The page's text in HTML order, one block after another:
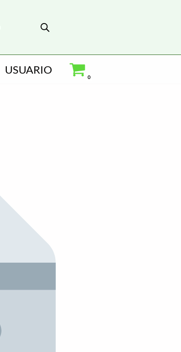
USUARIO
0